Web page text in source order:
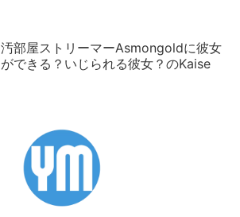
汚部屋ストリーマーAsmongoldに彼女
ができる？いじられる彼女？のKaise